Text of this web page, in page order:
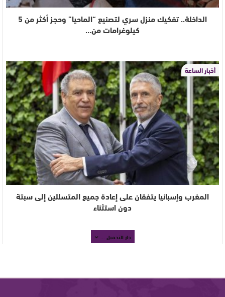
الداخلة.. تفكيك منزل سري لتصنيع “الماحيا” وحجز أكثر من 5
كيلوغرامات من…
أخبار الساعة
المغرب وإسبانيا يتفقان على إعادة جميع المتسللين إلى سبتة
دون استثناء
جار التحميل ...